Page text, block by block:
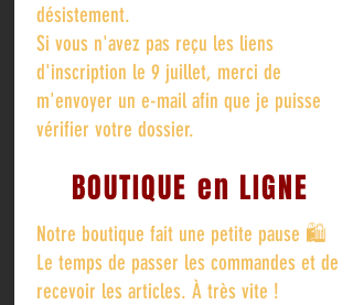
désistement.
Si vous n'avez pas reçu les liens
d'inscription le 9 juillet, merci de
m'envoyer un e-mail afin que je puisse
vérifier votre dossier.
BOUTIQUE en LIGNE
Notre boutique fait une petite pause 🛍️
Le temps de passer les commandes et de
recevoir les articles. À très vite !